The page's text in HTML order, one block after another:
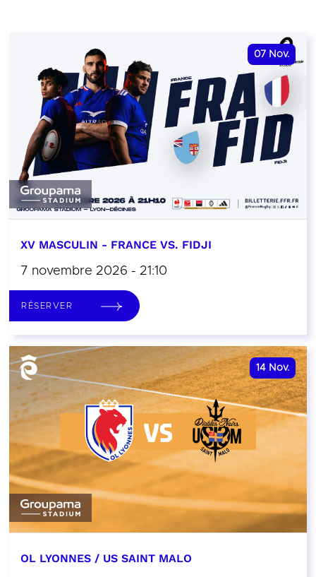
07 Nov.
XV MASCULIN - FRANCE VS. FIDJI
7 novembre 2026 - 21:10
RÉSERVER
14 Nov.
OL LYONNES / US SAINT MALO